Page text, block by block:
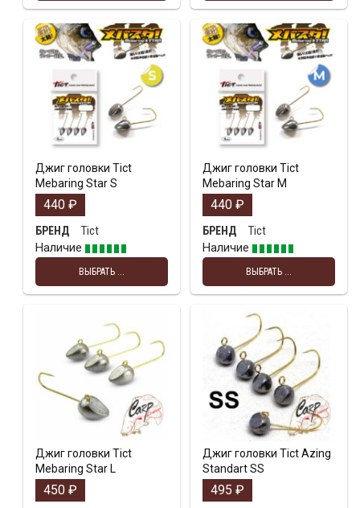
Джиг головки Tict
Mebaring Star S
440 ₽
БРЕНД
Tict
Наличие
ВЫБРАТЬ ...
Джиг головки Tict
Mebaring Star M
440 ₽
БРЕНД
Tict
Наличие
ВЫБРАТЬ ...
Джиг головки Tict
Mebaring Star L
450 ₽
Джиг головки Tict Azing
Standart SS
495 ₽